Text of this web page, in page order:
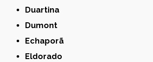
Duartina
Dumont
Echaporã
Eldorado